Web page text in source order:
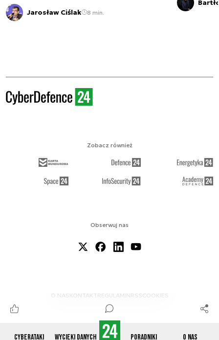
Cyberataki Wycieki danych Poradniki O nas
Jarosław Ciślak 8 min.
Obserwuj nas
O NAS KONTAKTREGULAMINRSS COOKIES
Zobacz również